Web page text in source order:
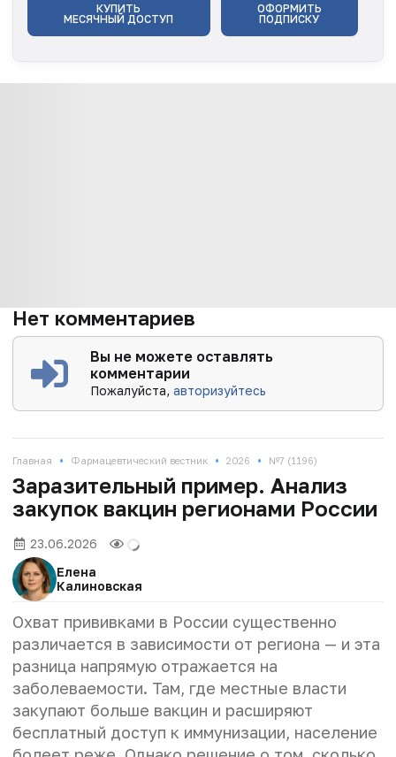
КУПИТЬ
МЕСЯЧНЫЙ ДОСТУП
ОФОРМИТЬ
ПОДПИСКУ
Нет комментариев
Вы не можете оставлять
комментарии
Пожалуйста,авторизуйтесь
Главная • Фармацевтический вестник • 2026 • №7 (1196)
Заразительный пример. Анализ
закупок вакцин регионами России
23.06.2026
Елена
Калиновская
Охват прививками в России существенно
различается в зависимости от региона — и эта
разница напрямую отражается на
заболеваемости. Там, где местные власти
закупают больше вакцин и расширяют
бесплатный доступ к иммунизации, население